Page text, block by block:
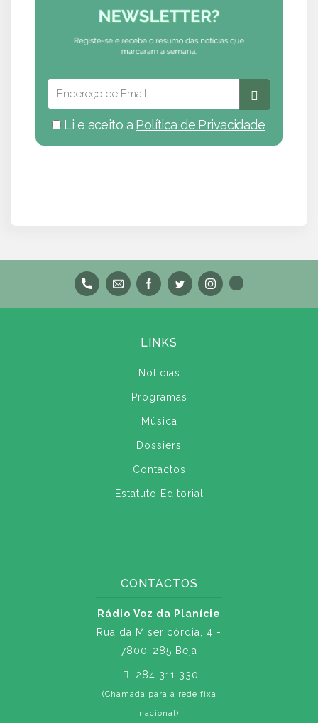
Li e aceito a Política de Privacidade
LINKS
Notícias
Programas
Música
Dossiers
Contactos
Estatuto Editorial
CONTACTOS
Rádio Voz da Planície
Rua da Misericórdia, 4 -
7800-285 Beja
284 311 330
(Chamada para a rede fixa
nacional)